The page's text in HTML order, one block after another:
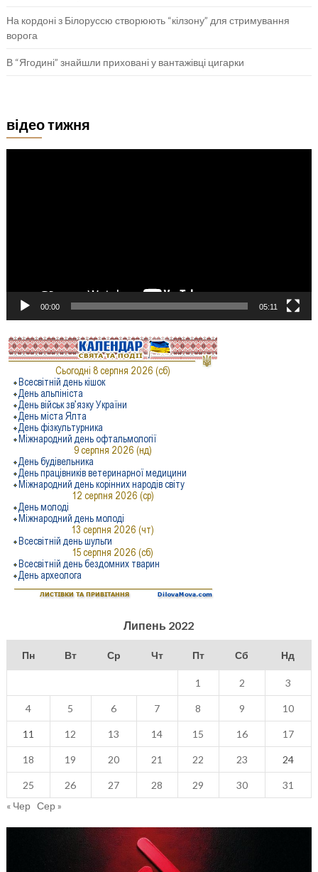
На кордоні з Білоруссю створюють “кілзону” для стримування
ворога
В “Ягодині” знайшли приховані у вантажівці цигарки
відео тижня
00:00 05:11
Липень 2022
Пн Вт Ср Чт Пт Сб Нд
1 2 3
4 5 6 7 8 9 10
11 12 13 14 15 16 17
18 19 20 21 22 23 24
25 26 27 28 29 30
31
« Чер Сер »